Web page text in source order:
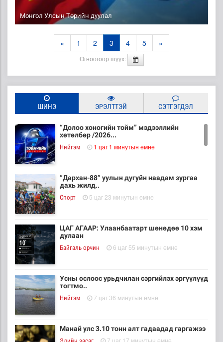
Монгол Улсын Төрийн дуулал
« 1 2 3 4 5 »
Огноогоор шүүх:
ШИНЭ ЭРЭЛТТЭЙ СЭТГЭГДЭЛ
“Долоо хоногийн тойм” мэдээллийн
хөтөлбөр /2026...
Нийгэм 1 цаг 1 минутын өмнө
“Дархан-88” уулын дугуйн наадам зургаа
дахь жилд..
Cпорт 5 цаг 23 минутын өмнө
ЦАГ АГААР: Улаанбаатарт шөнөдөө 10 хэм
дулаан
Байгаль орчин 6 цаг 55 минутын өмнө
Усны ослоос урьдчилан сэргийлэх эргүүлүүд
тогтмо..
Нийгэм 7 цаг 36 минутын өмнө
Манай улс 3.10 тонн алт гадаадад гаргажээ
7 цаг 17 минутын өмнө